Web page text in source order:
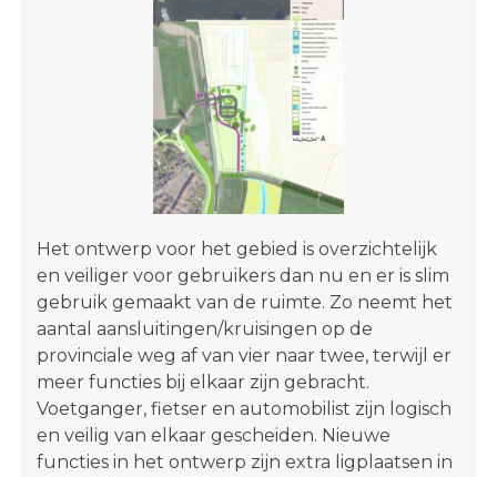
Het ontwerp voor het gebied is overzichtelijk
en veiliger voor gebruikers dan nu en er is slim
gebruik gemaakt van de ruimte. Zo neemt het
aantal aansluitingen/kruisingen op de
provinciale weg af van vier naar twee, terwijl er
meer functies bij elkaar zijn gebracht.
Voetganger, fietser en automobilist zijn logisch
en veilig van elkaar gescheiden. Nieuwe
functies in het ontwerp zijn extra ligplaatsen in